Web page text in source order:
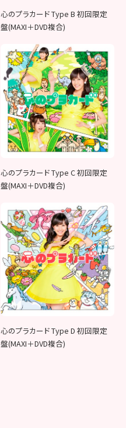
心のプラカード Type B 初回限定
盤(MAXI＋DVD複合)
心のプラカード Type C 初回限定
盤(MAXI＋DVD複合)
心のプラカード Type D 初回限定
盤(MAXI＋DVD複合)